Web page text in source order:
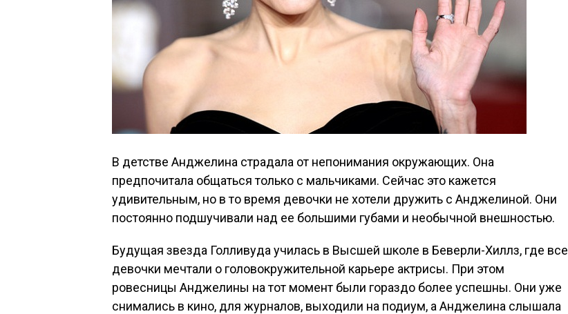
В детстве Анджелина страдала от непонимания окружающих. Она
предпочитала общаться только с мальчиками. Сейчас это кажется
удивительным, но в то время девочки не хотели дружить с Анджелиной. Они
постоянно подшучивали над ее большими губами и необычной внешностью.
Будущая звезда Голливуда училась в Высшей школе в Беверли-Хиллз, где все
девочки мечтали о головокружительной карьере актрисы. При этом
ровесницы Анджелины на тот момент были гораздо более успешны. Они уже
снимались в кино, для журналов, выходили на подиум, а Анджелина слышала